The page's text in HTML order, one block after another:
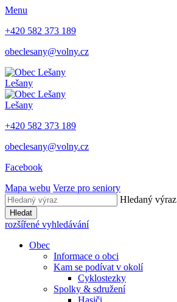
Menu
+420 582 373 189
obeclesany@volny.cz
Lešany
Lešany
+420 582 373 189
obeclesany@volny.cz
Facebook
Mapa webu Verze pro seniory
Hledaný výraz
Hledat
rozšířené vyhledávání
Obec
Informace o obci
Kam se podívat v okolí
Cyklostezky
Spolky & sdružení
Hasiči